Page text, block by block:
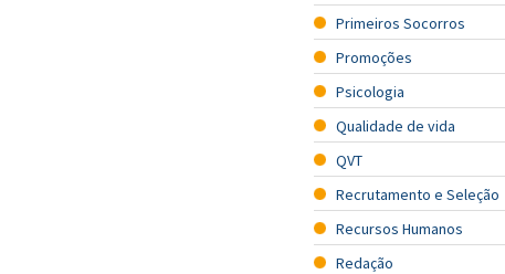
Primeiros Socorros
Promoções
Psicologia
Qualidade de vida
QVT
Recrutamento e Seleção
Recursos Humanos
Redação